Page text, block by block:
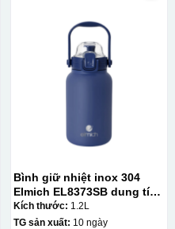
Bình giữ nhiệt inox 304
Elmich EL8373SB dung tích
1.2L
Kích thước: 1.2L
TG sản xuất: 10 ngày